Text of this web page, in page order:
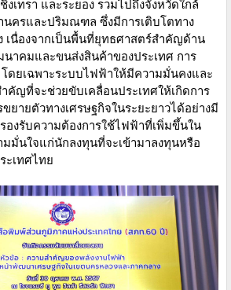
เทรา และระยอง รวมไปถึงจังหวัดใกล้
นครและปริมณฑล ซึ่งมีการเติบโตทาง
เนื่องจากเป็นพื้นที่ยุทธศาสตร์สำคัญด้าน
าคมและขนส่งสินค้าของประเทศ การ
ยเฉพาะระบบไฟฟ้าให้มีความมั่นคงและ
คัญที่จะช่วยขับเคลื่อนประเทศให้เกิดการ
ยายตัวทางเศรษฐกิจในระยะยาวได้อย่างมี
องรับความต้องการใช้ไฟฟ้าที่เพิ่มขึ้นใน
มั่นใจแก่นักลงทุนที่จะเข้ามาลงทุนหรือ
ะเทศไทย